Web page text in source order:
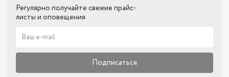
Регулярно получайте свежие прайс-
листы и оповещения
Подписаться